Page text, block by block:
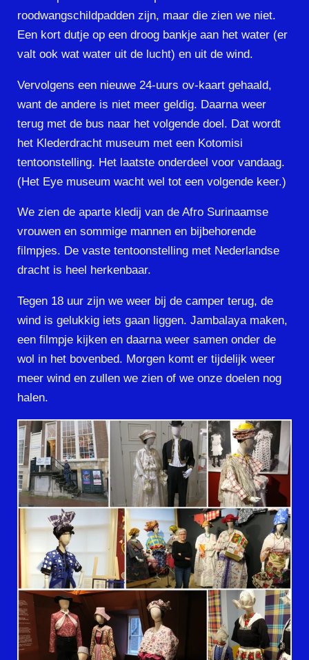
roodwangschildpadden zijn, maar die zien we niet.
Een kort dutje op een droog bankje aan het water (er
valt ook wat water uit de lucht) en uit de wind.
Vervolgens een nieuwe 24-uurs ov-kaart gehaald,
want de andere is niet meer geldig. Daarna weer
terug met de bus naar het volgende doel. Dat wordt
het Klederdracht museum met een Kotomisi
tentoonstelling. Het laatste onderdeel voor vandaag.
(Het Eye museum wacht wel tot een volgende keer.)
We zien de aparte kledij van de Afro Surinaamse
vrouwen en sommige mannen en bijbehorende
filmpjes. De vaste tentoonstelling met Nederlandse
dracht is heel herkenbaar.
Tegen 18 uur zijn we weer bij de camper terug, de
wind is gelukkig iets gaan liggen. Jambalaya maken,
een filmpje kijken en daarna weer samen onder de
wol in het bovenbed. Morgen komt er tijdelijk weer
meer wind en zullen we zien of we onze doelen nog
halen.